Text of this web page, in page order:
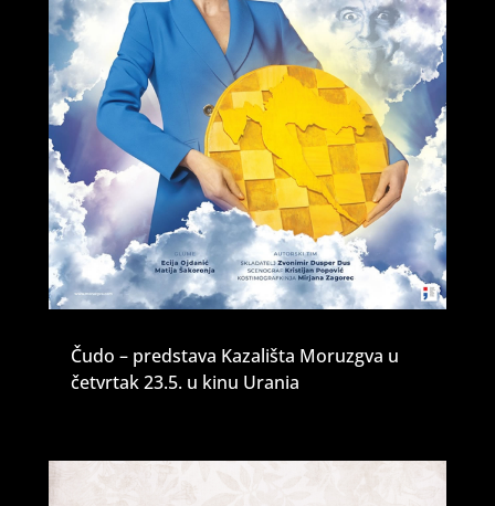
Čudo – predstava Kazališta Moruzgva u
četvrtak 23.5. u kinu Urania